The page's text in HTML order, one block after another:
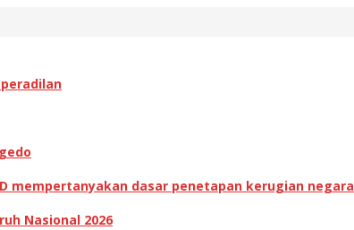
mempertanyakan dasar penetapan kerugian negara
Nasional 2026